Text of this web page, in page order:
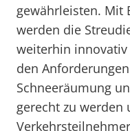
gewährleisten. Mit
werden die
weiterhin
den
Schneeräumung
gerecht zu werden